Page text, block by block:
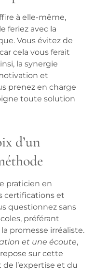
à elle-même,
feriez avec la
Vous évitez de
cela vous ferait
la synergie
et
prenez en charge
toute solution
d’un
praticien en
certifications et
questionnez sans
préférant
promesse irréaliste.
et une écoute,
sur cette
l’expertise et du